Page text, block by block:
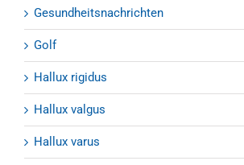
Gesundheitsnachrichten
Golf
Hallux rigidus
Hallux valgus
Hallux varus